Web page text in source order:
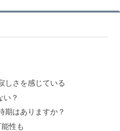
しさを感じている
い？
期はありますか？
性も